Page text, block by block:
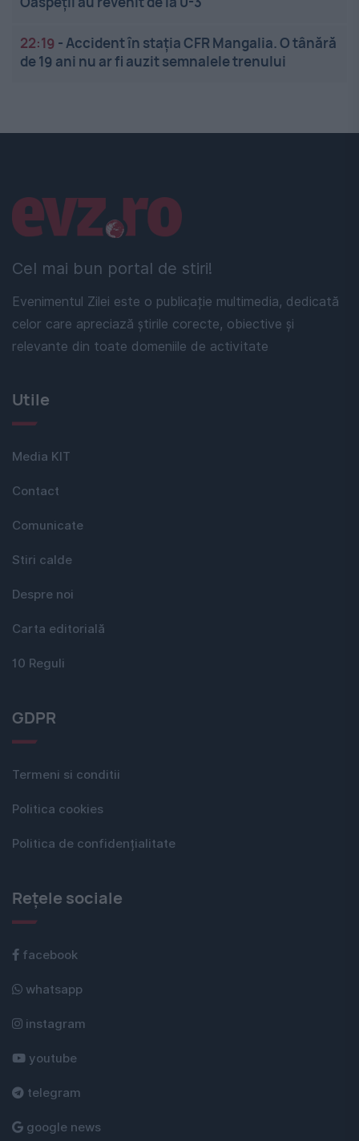
22:19 -Accident în stația CFR Mangalia. O tânără
de 19 ani nu ar fi auzit semnalele trenului
Cel mai bun portal de stiri!
Evenimentul Zilei este o publicație multimedia, dedicată
celor care apreciază știrile corecte, obiective și
relevante din toate domeniile de activitate
Linkuri utile
Utile
Media KIT
Contact
Comunicate
Stiri calde
Despre noi
Carta editorială
10 Reguli
GDPR
Termeni si conditii
Politica cookies
Politica de confidențialitate
Rețele sociale
facebook
whatsapp
instagram
youtube
telegram
google news